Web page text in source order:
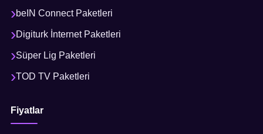
beIN Connect Paketleri
Digiturk İnternet Paketleri
Süper Lig Paketleri
TOD TV Paketleri
Fiyatlar